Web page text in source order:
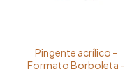
Pingente acrílico -
Formato Borboleta -